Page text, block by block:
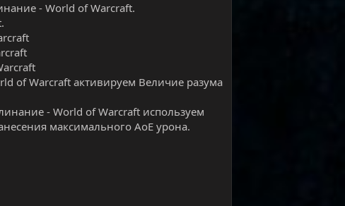
- World of Warcraft.
of Warcraft активируем Величие разума
- World of Warcraft используем
максимального АоЕ урона.